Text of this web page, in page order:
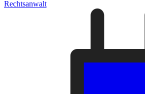
Rechtsanwalt